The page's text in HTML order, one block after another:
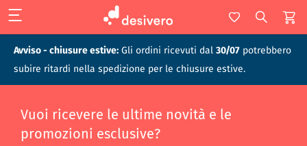
Avviso - chiusure estive: Gli ordini ricevuti dal 30/07 potrebbero
subire ritardi nella spedizione per le chiusure estive.
Vuoi ricevere le ultime novità e le
promozioni esclusive?